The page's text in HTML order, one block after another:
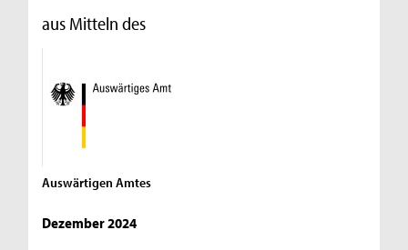
aus Mitteln des
Auswärtigen Amtes
Dezember 2024